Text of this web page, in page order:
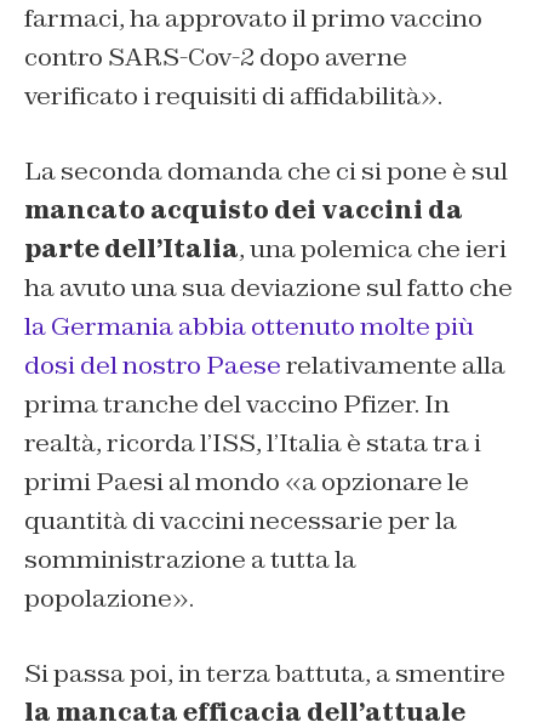
farmaci, ha approvato il primo vaccino
contro SARS-Cov-2 dopo averne
verificato i requisiti di affidabilità».
La seconda domanda che ci si pone è sul
mancato acquisto dei vaccini da
parte dell’Italia, una polemica che ieri
ha avuto una sua deviazione sul fatto che
la Germania abbia ottenuto molte più
dosi del nostro Paeserelativamente alla
prima tranche del vaccino Pfizer. In
realtà, ricorda l’ISS, l’Italia è stata tra i
primi Paesi al mondo «a opzionare le
quantità di vaccini necessarie per la
somministrazione a tutta la
popolazione».
Si passa poi, in terza battuta, a smentire
la mancata efficacia dell’attuale